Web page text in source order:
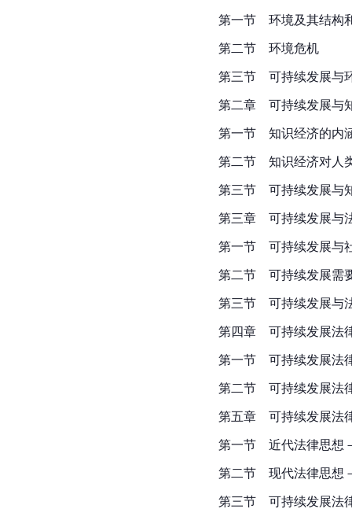
第一节　环境及其结构
第二节　环境危机
第三节　可持续发展与
第二章　可持续发展与
第一节　知识经济的内
第二节　知识经济对人
第三节　可持续发展与
第三章　可持续发展与
第一节　可持续发展与
第二节　可持续发展需
第三节　可持续发展与
第四章　可持续发展法
第一节　可持续发展法
第二节　可持续发展法
第五章　可持续发展法
第一节　近代法律思想
第二节　现代法律思想
第三节　可持续发展法